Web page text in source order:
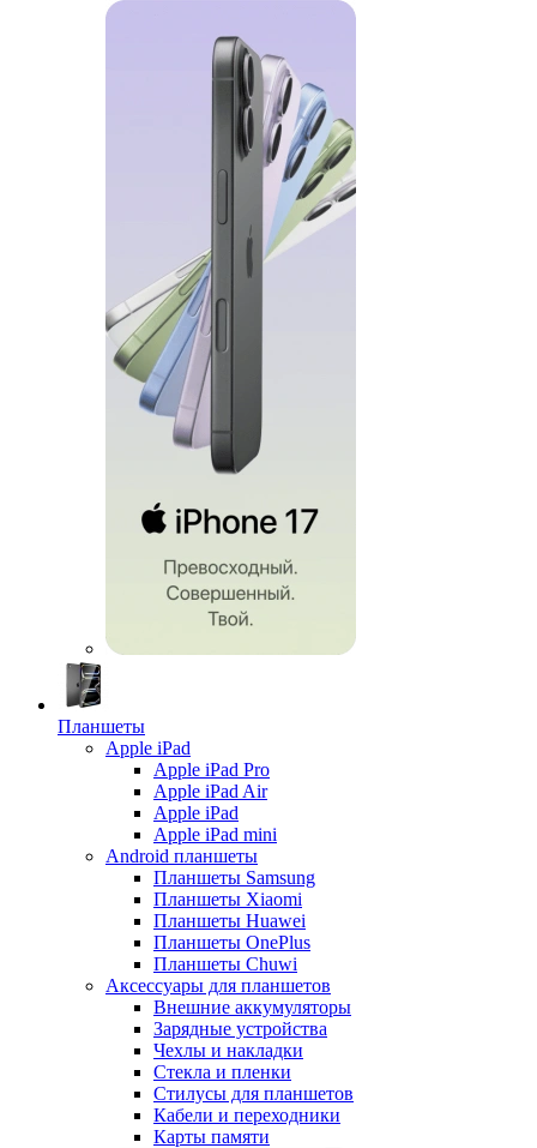
Планшеты
Apple iPad
Apple iPad Pro
Apple iPad Air
Apple iPad
Apple iPad mini
Android планшеты
Планшеты Samsung
Планшеты Xiaomi
Планшеты Huawei
Планшеты OnePlus
Планшеты Chuwi
Аксессуары для планшетов
Внешние аккумуляторы
Зарядные устройства
Чехлы и накладки
Стекла и пленки
Стилусы для планшетов
Кабели и переходники
Карты памяти